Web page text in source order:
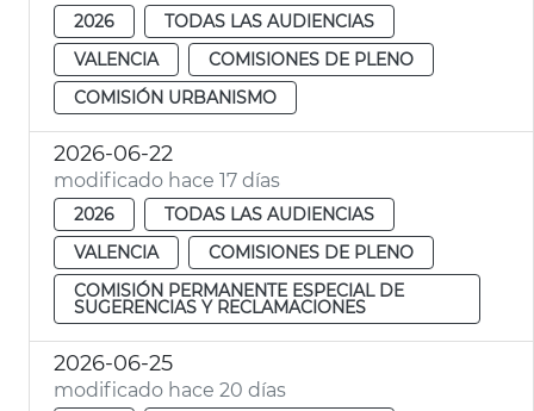
2026
TODAS LAS AUDIENCIAS
VALENCIA
COMISIONES DE PLENO
COMISIÓN URBANISMO
2026-06-22
modificado hace 17 días
2026
TODAS LAS AUDIENCIAS
VALENCIA
COMISIONES DE PLENO
COMISIÓN PERMANENTE ESPECIAL DE
SUGERENCIAS Y RECLAMACIONES
2026-06-25
modificado hace 20 días